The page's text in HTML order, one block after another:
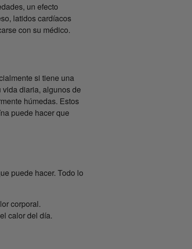
un efecto
latidos cardíacos
con su médico.
si tiene una
diaria, algunos de
húmedas. Estos
puede hacer que
puede hacer. Todo lo
corporal.
calor del día.